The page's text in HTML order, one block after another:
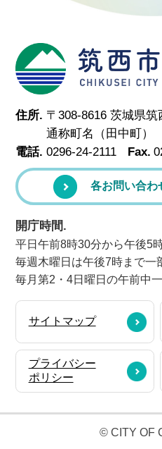
住所. 〒308-8616 茨城県筑
通称町名（田中町）
電話. 0296-24-2111 Fax.
各お問い合わ
開庁時間.
平日午前8時30分から午後5
毎週木曜日は午後7時まで一
毎月第2・4日曜日の午前中
サイトマップ
プライバシー
ポリシー
© CITY OF